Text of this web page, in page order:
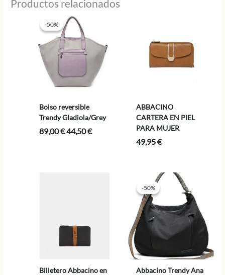
Productos relacionados
-50%
-50%
Bolso reversible
Trendy Gladiola/Grey
89,00€El
44,50€El
ABBACINO
CARTERA EN PIEL
PARA MUJER
49,95€
Billetero Abbacino en
-50%
-50%
Abbacino Trendy Ana